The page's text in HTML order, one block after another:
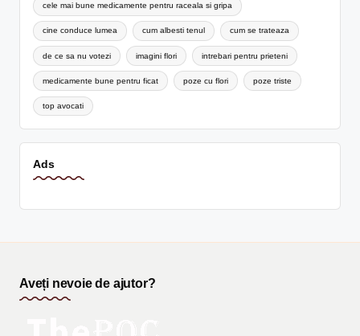
cele mai bune medicamente pentru raceala si gripa
cine conduce lumea cum albesti tenul cum se trateaza
de ce sa nu votezi imagini flori intrebari pentru prieteni
medicamente bune pentru ficat poze cu flori poze triste
top avocati
Ads
Aveți nevoie de ajutor?